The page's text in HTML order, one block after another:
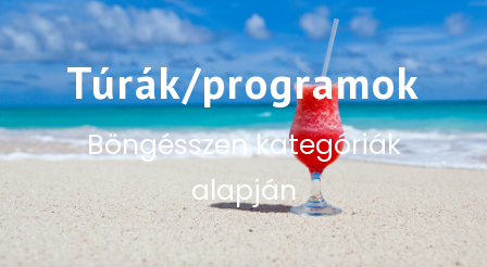
Túrák/programok
Böngésszen kategóriák
alapján